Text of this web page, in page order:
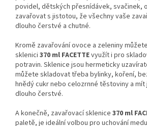
povidel, dětských přesnídávek, svačinek,
zavařovat s jistotou, že všechny vaše
dlouho čerstvé a chutné.
Kromě zavařování ovoce a zeleniny
sklenici 370 ml FACETTEvyužít i pro
potravin. Sklenice jsou hermeticky
můžete skladovat třeba bylinky, koření,
hnědý cukr nebo celozrnné těstoviny a
dlouho čerstvé.
A konečně, zavařovací sklenice 370 ml
paletě, je ideální volbou pro uchování